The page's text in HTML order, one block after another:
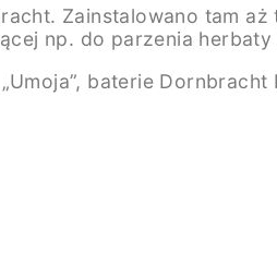
Zainstalowano tam
np. do parzenia herbaty
baterie Dornbracht